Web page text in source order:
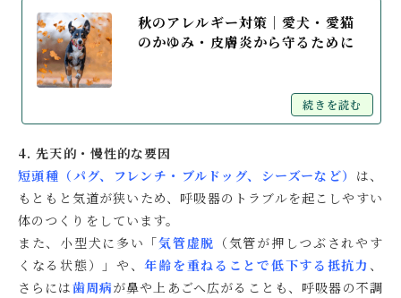
秋のアレルギー対策｜愛犬・愛猫
のかゆみ・皮膚炎から守るために
続きを読む
4. 先天的・慢性的な要因
短頭種（パグ、フレンチ・ブルドッグ、シーズーなど） は、
もともと気道が狭いため、呼吸器のトラブルを起こしやすい
体のつくりをしています。
また、小型犬に多い「気管虚脱 （気管が押しつぶされやす
くなる状態）」や、年齢を重ねることで低下する抵抗力、
さらには歯周病が鼻や上あごへ広がることも、呼吸器の不調